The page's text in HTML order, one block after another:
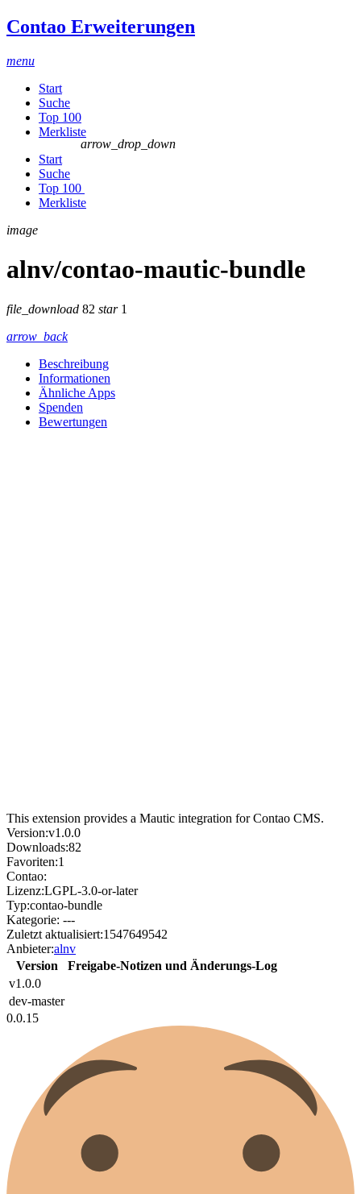
Contao Erweiterungen
menu
Start
Suche
Top 100
Merkliste
Start
Suche
Top 100
arrow_drop_down
Merkliste
image
alnv/contao-mautic-bundle
file_download 82 star1
arrow_back
Beschreibung
Informationen
Ähnliche Apps
Spenden
Bewertungen
This extension provides a Mautic integration for Contao CMS.
Version:v1.0.0
Downloads:82
Favoriten:1
Contao:
Lizenz:LGPL-3.0-or-later
Typ:contao-bundle
Kategorie: ---
Zuletzt aktualisiert:1547649542
Anbieter:alnv
Version
Freigabe-Notizen und Änderungs-Log
v1.0.0
dev-master
0.0.15